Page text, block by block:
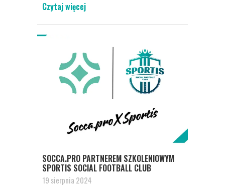
Czytaj więcej
SOCCA.PRO PARTNEREM SZKOLENIOWYM
SPORTIS SOCIAL FOOTBALL CLUB
19 sierpnia 2024